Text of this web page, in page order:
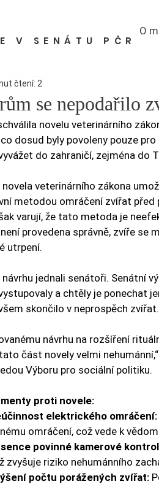
V SENÁTU PČR
O
se nepodařilo
čtení: 2
novelu veterinárního
dosud byly povoleny pouze
do zahraničí, zejména do
novela veterinárního zákona
metodou omráčení zvířat
varují, že tato metoda je
provedena správně, zvíře
utrpení.
jednali senátoři. Senátní
a chtěly je ponechat
skončilo v neprospěch zvířat.
návrhu na rozšíření
část novely velmi
Výboru pro sociální politiku.
proti novele:
elektrického omráčení:
omráčení, což vede k
povinné kamerové
zvyšuje riziko nehumánního
počtu porážených zvířat: